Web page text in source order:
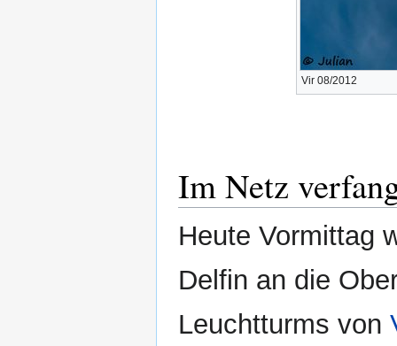
Vir 08/2012
Im Netz
Heute Vormittag
Delfin an die
Leuchtturms von